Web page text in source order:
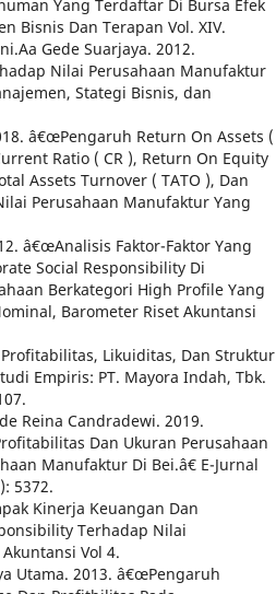
Yang Terdaftar Di Bursa Efek
Bisnis Dan Terapan Vol. XIV.
Gede Suarjaya. 2012.
Nilai Perusahaan Manufaktur
Stategi Bisnis, dan
â€œPengaruh Return On Assets (
Ratio ( CR ), Return On Equity
Assets Turnover ( TATO ), Dan
Perusahaan Manufaktur Yang
â€œAnalisis Faktor-Faktor Yang
Social Responsibility Di
Berkategori High Profile Yang
Barometer Riset Akuntansi
Likuiditas, Dan Struktur
Empiris: PT. Mayora Indah, Tbk.
Reina Candradewi. 2019.
Dan Ukuran Perusahaan
Manufaktur Di Bei.â€ E-Jurnal
5372.
Kinerja Keuangan Dan
Terhadap Nilai
Vol 4.
Utama. 2013. â€œPengaruh